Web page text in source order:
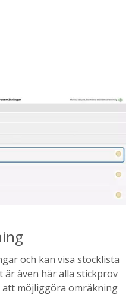
och kan visa stocklista
även här alla stickprov
möjliggöra omräkning